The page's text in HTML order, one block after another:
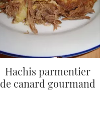
Hachis parmentier
de canard gourmand